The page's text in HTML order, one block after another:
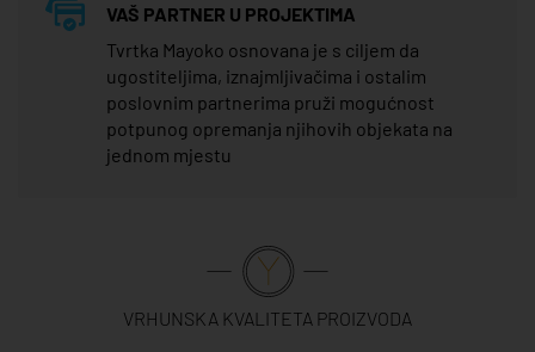
VAŠ PARTNER U PROJEKTIMA
Tvrtka Mayoko osnovana je s ciljem da
ugostiteljima, iznajmljivačima i ostalim
poslovnim partnerima pruži mogućnost
potpunog opremanja njihovih objekata na
jednom mjestu
VRHUNSKA KVALITETA PROIZVODA